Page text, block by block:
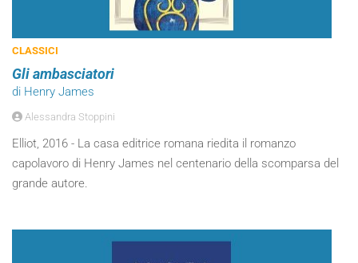
CLASSICI
Gli ambasciatori
di Henry James
Alessandra Stoppini
Elliot, 2016 - La casa editrice romana riedita il romanzo
capolavoro di Henry James nel centenario della scomparsa del
grande autore.